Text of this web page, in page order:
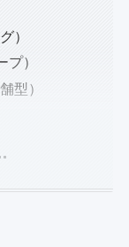
）
）
型）